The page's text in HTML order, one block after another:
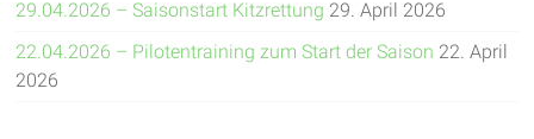
29.04.2026 – Saisonstart Kitzrettung 29. April 2026
22.04.2026 – Pilotentraining zum Start der Saison 22. April
2026